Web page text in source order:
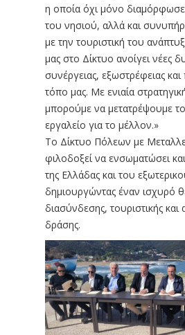
η οποία όχι μόνο διαμόρφωσε
του νησιού, αλλά και
με την τουριστική του
μας στο Δίκτυο ανοίγει νέες
συνέργειας, εξωστρέφειας
τόπο μας. Με ενιαία
μπορούμε να μετατρέψουμε
εργαλείο για το μέλλον.»
Το Δίκτυο Πόλεων με
φιλοδοξεί να ενσωματώσει
της Ελλάδας και του
δημιουργώντας έναν ισχυρό
διασύνδεσης, τουριστικής και
δράσης.